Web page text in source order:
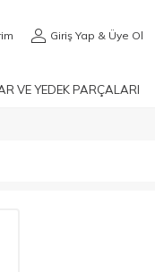
Giriş Yap & Üye Ol
VE YEDEK PARÇALARI